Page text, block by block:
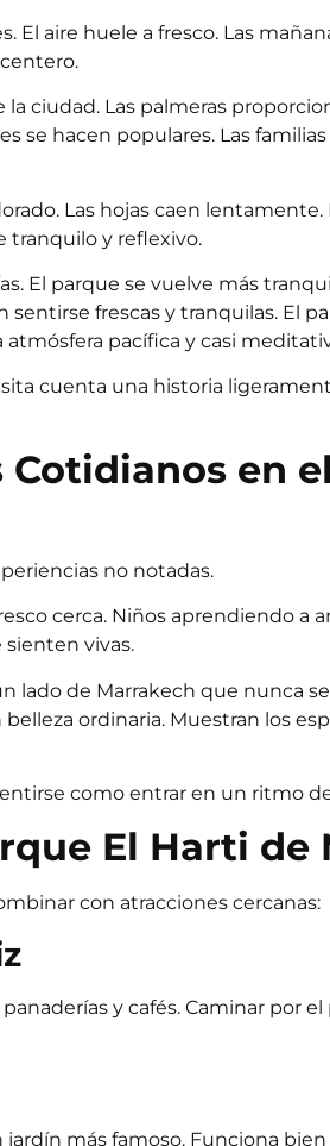
El aire huele a fresco. Las
ciudad. Las palmeras
se hacen populares. Las
Las hojas caen
tranquilo y reflexivo.
El parque se vuelve más
frescas y tranquilas. El
pacífica y casi
cuenta una historia
en
no notadas.
cerca. Niños aprendiendo a
sienten vivas.
lado de Marrakech que nunca
ordinaria. Muestran los
como entrar en un ritmo
El Harti de
con atracciones cercanas:
y cafés. Caminar por el
más famoso. Funciona